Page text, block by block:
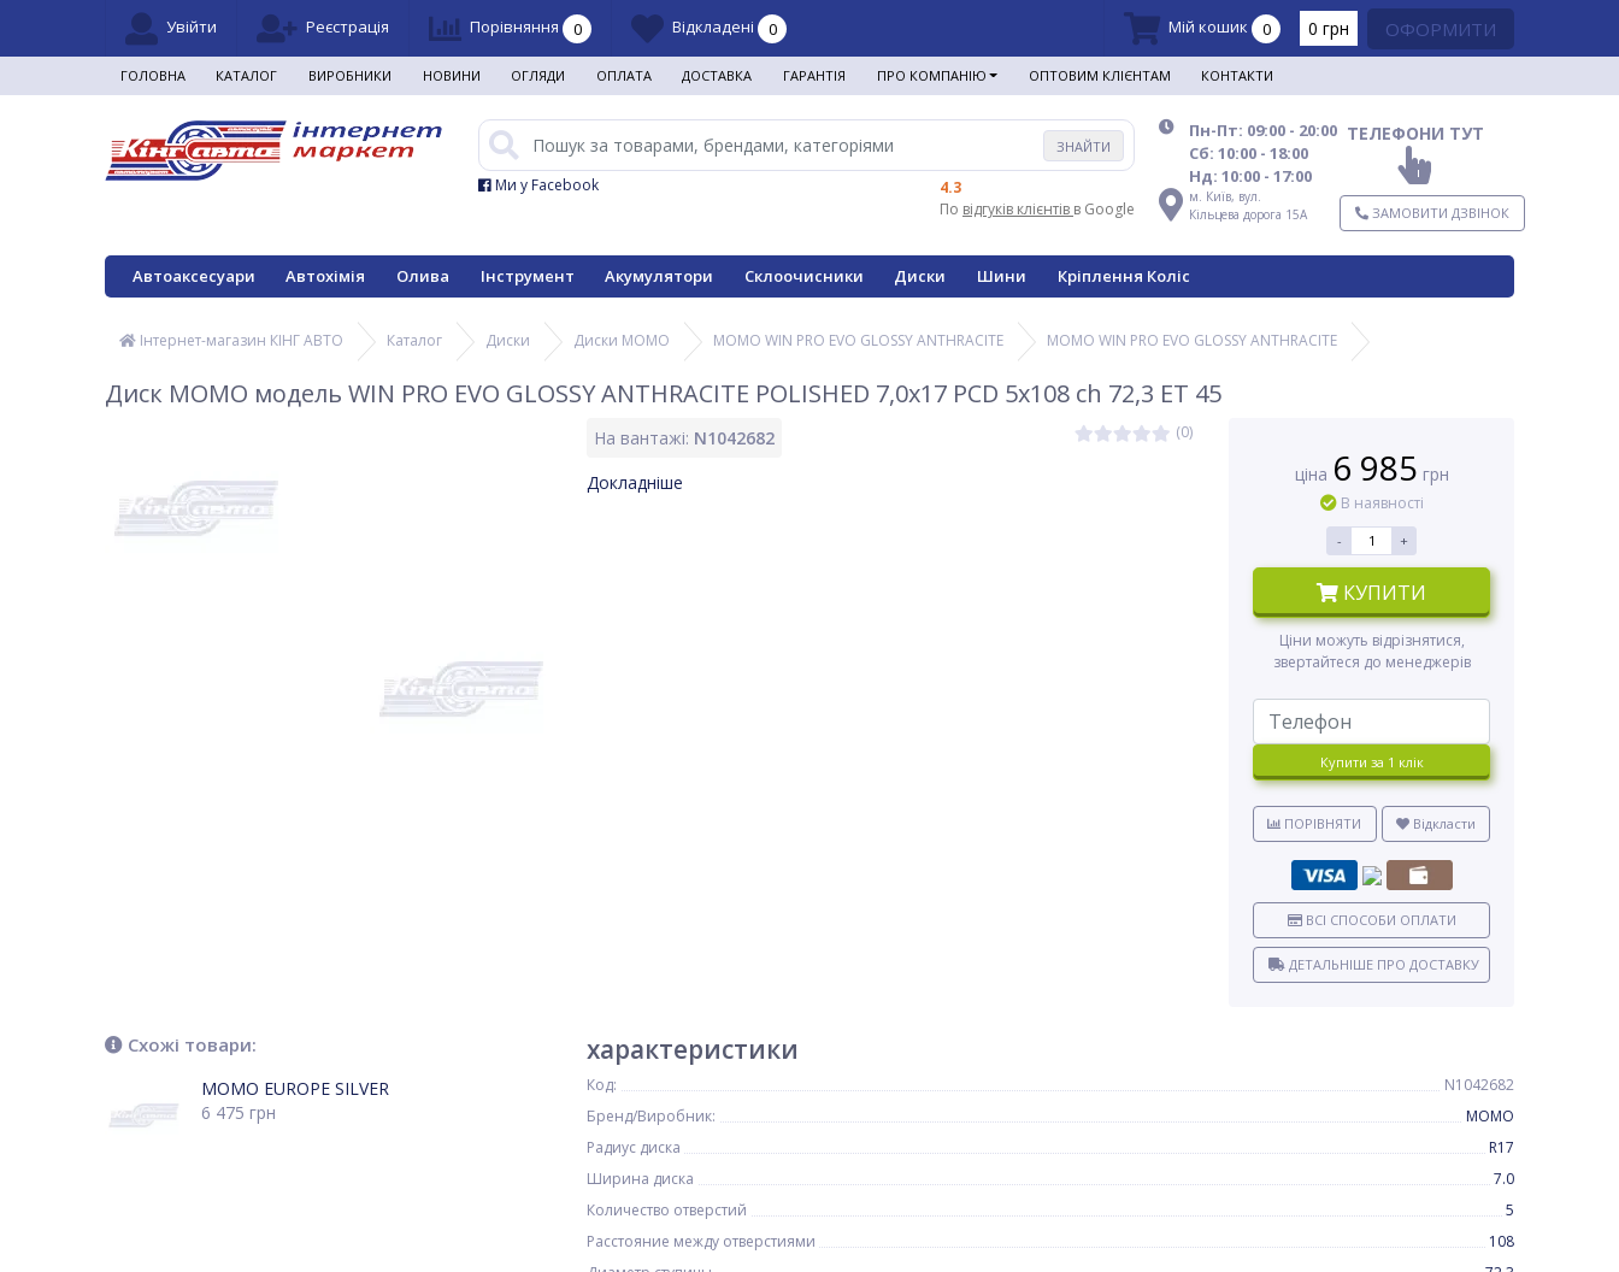
Увійти Реєстрація Порівняння 0 Відкладені 0 Мій кошик 0 0 грн ОФОРМИТИ
ГОЛОВНА КАТАЛОГ ВИРОБНИКИ НОВИНИ ОГЛЯДИ ОПЛАТА ДОСТАВКА ГАРАНТІЯ ПРО КОМПАНІЮ ОПТОВИМ КЛІЄНТАМ КОНТАКТИ
ЗНАЙТИ
4.3
По відгуків клієнтів в Google
Ми у Facebook
Пн-Пт: 09:00 - 20:00
Сб: 10:00 - 18:00
Нд: 10:00 - 17:00
м. Київ, вул.
Кільцева дорога 15А
ТЕЛЕФОНИ ТУТ
ЗАМОВИТИ ДЗВІНОК
Автоаксесуари Автохімія Олива Інструмент Акумулятори Склоочисники Диски Шини Кріплення Коліс
Інтернет-магазин КІНГ АВТО Каталог Диски Диски MOMO MOMO WIN PRO EVO GLOSSY ANTHRACITE MOMO WIN PRO EVO GLOSSY ANTHRACITE
Диск MOMO модель WIN PRO EVO GLOSSY ANTHRACITE POLISHED 7,0х17 PCD 5x108 ch 72,3 ET 45
На вантажі: N1042682 (0)
Докладніше ціна 6 985 грн
В наявності
- +
КУПИТИ
Ціни можуть відрізнятися,
звертайтеся до менеджерів
Купити за 1 клiк
ПОРІВНЯТИ Відкласти
ВСІ СПОСОБИ ОПЛАТИ
ДЕТАЛЬНІШЕ ПРО ДОСТАВКУ
Схожі товари:
MOMO EUROPE SILVER
6 475 грн
характеристики
Код:
N1042682
Бренд/Виробник:
MOMO
Радиус диска
R17
Ширина диска
7.0
Количество отверстий
5
Расстояние между отверстиями
108